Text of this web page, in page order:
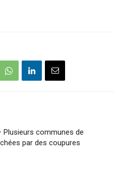
communes de
par des coupures